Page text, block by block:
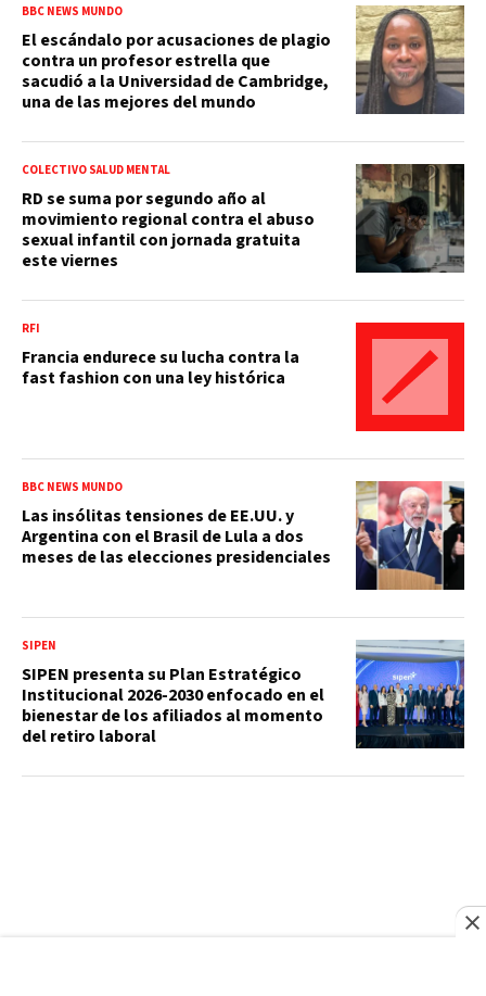
BBC NEWS MUNDO
El escándalo por acusaciones de plagio
contra un profesor estrella que
sacudió a la Universidad de Cambridge,
una de las mejores del mundo
COLECTIVO SALUD MENTAL
RD se suma por segundo año al
movimiento regional contra el abuso
sexual infantil con jornada gratuita
este viernes
RFI
Francia endurece su lucha contra la
fast fashion con una ley histórica
BBC NEWS MUNDO
Las insólitas tensiones de EE.UU. y
Argentina con el Brasil de Lula a dos
meses de las elecciones presidenciales
SIPEN
SIPEN presenta su Plan Estratégico
Institucional 2026-2030 enfocado en el
bienestar de los afiliados al momento
del retiro laboral